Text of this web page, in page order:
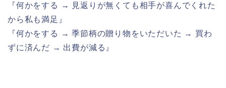
『何かをする → 見返りが無くても相手が喜んでくれた
から私も満足』
『何かをする → 季節柄の贈り物をいただいた → 買わ
ずに済んだ → 出費が減る』